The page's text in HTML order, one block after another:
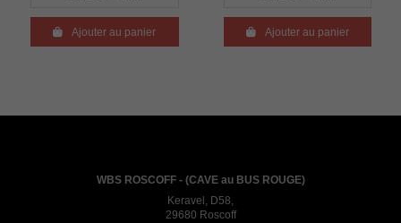
Ajouter au panier Ajouter au panier
WBS ROSCOFF - (CAVE au BUS ROUGE)
Keravel, D58,
29680 Roscoff